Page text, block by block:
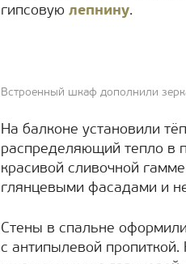
гипсовую лепнину.
Встроенный шкаф дополнили
На балконе установили
распределяющий тепло в
красивой сливочной
глянцевыми фасадами и
Стены в спальне
с антипылевой